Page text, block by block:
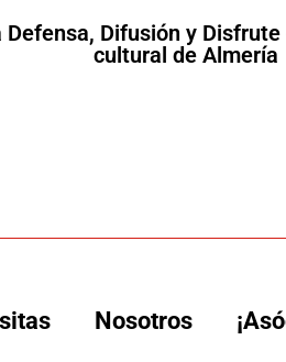
Defensa, Difusión y
cultural de Almería
Nosotros